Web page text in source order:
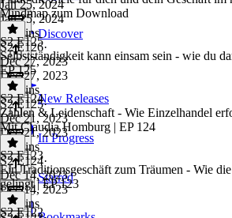
Discover
New Releases
In Progress
Starred
Jan 25, 2024
Jan 25, 2024
36 mins
Mindmap zum Download
S2 E126·
Dec 27, 2023
Dec 27, 2023
16 mins
S2 E125
Selbstständigkeit kann einsam sein - wie du
EP 125
S2 E125·
Dec 21, 2023
Dec 21, 2023
15 mins
S2 E124
Zahlen & Leidenschaft - Wie Einzelhandel
Mit Claudia Homburg | EP 124
S2 E124·
Dec 14, 2023
Dec 14, 2023
51 mins
S2 E123
Ein Traditionsgeschäft zum Träumen - Wie
gelingt | EP 123
S2 E122